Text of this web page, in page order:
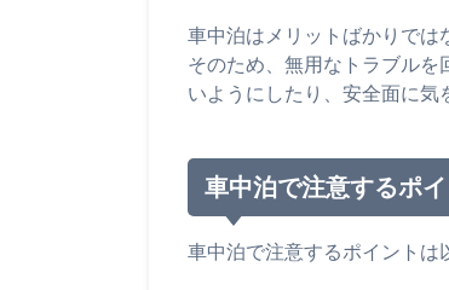
車中泊はメリットばかりでは
そのため、無用なトラブル
いようにしたり、安全面に気
車中泊で注意するポイ
車中泊で注意するポイントは